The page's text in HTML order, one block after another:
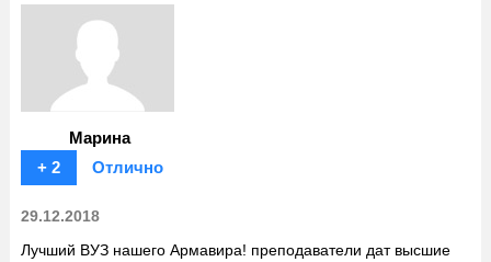
Марина
+ 2
Отлично
29.12.2018
Лучший ВУЗ нашего Армавира! преподаватели дат высшие